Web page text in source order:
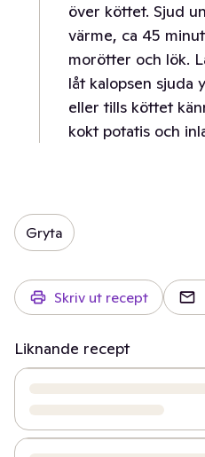
över köttet. Sjud
värme, ca 45
morötter och lök.
låt kalopsen sjuda
eller tills köttet
kokt potatis och
Gryta
Skriv ut recept
Liknande recept